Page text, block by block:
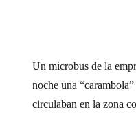
Un microbus de la
noche una
circulaban en la zona